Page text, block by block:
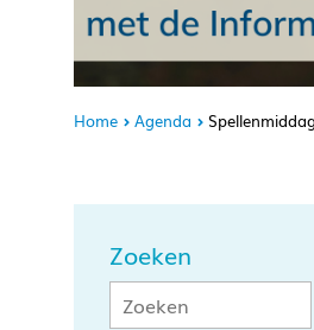
Home Agenda
Zoeken